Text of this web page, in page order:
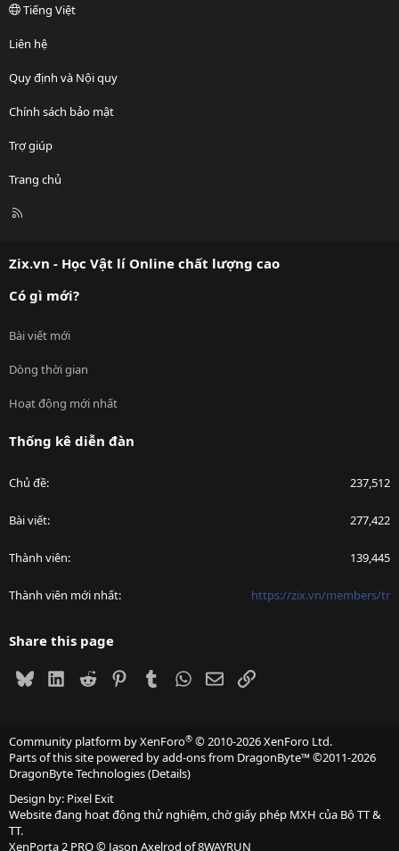
Tiếng Việt
Liên hệ
Quy định và Nội quy
Chính sách bảo mật
Trợ giúp
Trang chủ
R
Zix.vn - Học Vật lí Online chất lượng cao
Có gì mới?
Bài viết mới
Dòng thời gian
Hoạt động mới nhất
Thống kê diễn đàn
Chủ đề 237,512
Bài viết 277,422
Thành viên 139,445
Thành viên mới nhất https://zix.vn/members/tr
Share this page
BlueskyLinkedIn
Reddit PinterestTumblrWhatsApp
EmailLink
Community platform by XenForo® © 2010-2026 XenForo Ltd.
Parts of this site powered byadd-ons from DragonByte™©2011-2026
DragonByte Technologies(Details)
Design by: Pixel Exit
Website đang hoạt động thử nghiệm, chờ giấy phép MXH của Bộ TT &
TT.
XenPorta 2 PRO© Jason Axelrod of8WAYRUN